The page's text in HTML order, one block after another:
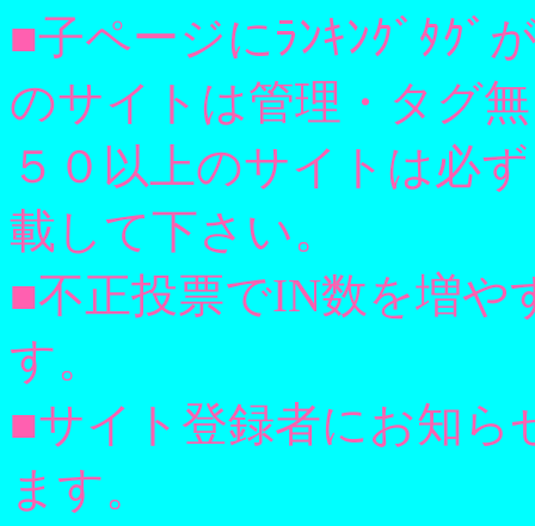
■子ページにﾗﾝｷﾝｸﾞﾀｸﾞ
のサイトは管理・タグ
５０以上のサイトは必
載して下さい。
■不正投票でIN数を増や
す。
■サイト登録者にお知ら
ます。